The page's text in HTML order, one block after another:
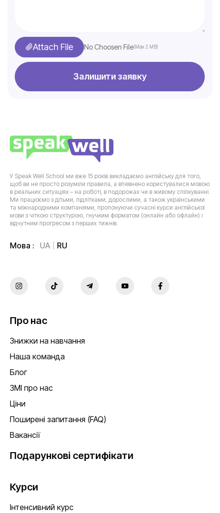
Attach File No Choosen File(Max 2 MB)
Залишити заявку
У Speak Well School ми вже 15 років викладаємо англійську для того,
щоб ви не просто розуміли правила, а впевнено користувалися мовою
в реальних ситуаціях – на роботі, в подорожах чи в живому спілкуванні.
Ми працюємо з дітьми, підлітками, дорослими, а також українськими
та міжнародними компаніями, пропонуючи сучасні курси англійської
мови з чіткою структурою, гнучким форматом (онлайн або офлайн) і
відчутним прогресом з перших тижнів.
Мова : UA RU
Про нас
Знижки на навчання
Наша команда
Блог
ЗМІ про нас
Ціни
Поширені запитання (FAQ)
Вакансії
Подарункові сертифікати
Курси
Інтенсивний курс